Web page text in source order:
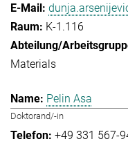
K-1.116
Materials
Pelin Asa
Doktorand/-in
+49 331 567-